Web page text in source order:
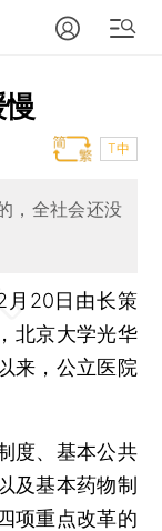
T中
，全社会还没
月20日由长策
北京大学光华
来，公立医院
、基本公共
及基本药物制
项重点改革的